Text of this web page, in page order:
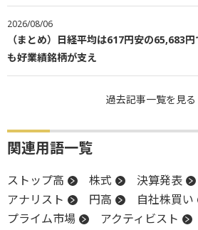
2026/08/06
（まとめ）日経平均は617円安の65,683
も好業績銘柄が支え
過去記事一覧を見る
関連用語一覧
ストップ高 株式 決算発表
アナリスト
円高 自社株買い
プライム市場
アクティビスト